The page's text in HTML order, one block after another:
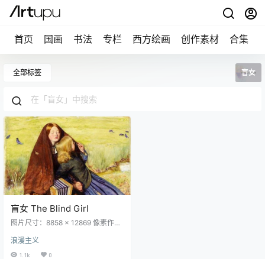
首页 国画 书法 专栏 西方绘画 创作素材 合集
全部标签 盲女
盲女 The Blind Girl
图片尺寸：8858 × 12869 像素作品
女创作者：约翰·埃弗里特·米莱斯 Jo
hn Everett Millais创作年代：1856
浪漫主义
1.1k 0